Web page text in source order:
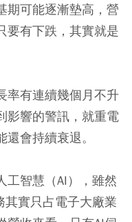
期可能逐漸墊高，營
要有下跌，其實就是
率有連續幾個月不升
影響的警訊，就重電
會持續衰退。
工智慧（AI），雖然
其實只占電子大廠業